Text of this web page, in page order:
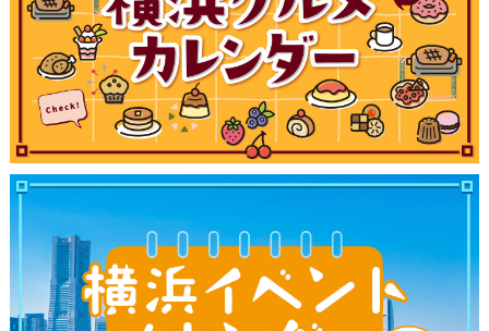
観光ガイド
ランキング
ブログ記事
サイトについて